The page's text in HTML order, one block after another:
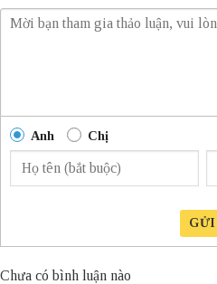
Anh Chị
GỬI
Chưa có bình luận nào